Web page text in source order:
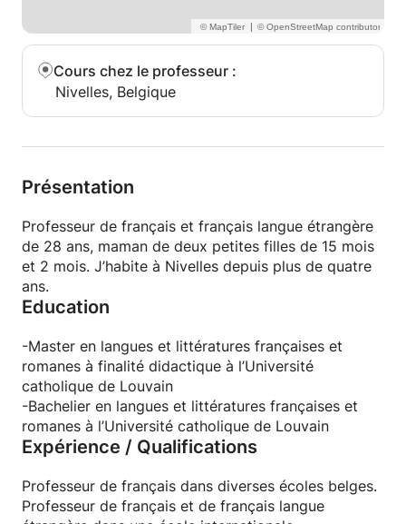
|
Cours chez le professeur :
Nivelles, Belgique
Présentation
Professeur de français et français langue étrangère
de 28 ans, maman de deux petites filles de 15 mois
et 2 mois. J’habite à Nivelles depuis plus de quatre
ans.
Education
-Master en langues et littératures françaises et
romanes à finalité didactique à l’Université
catholique de Louvain
-Bachelier en langues et littératures françaises et
romanes à l’Université catholique de Louvain
Expérience / Qualifications
Professeur de français dans diverses écoles belges.
Professeur de français et de français langue